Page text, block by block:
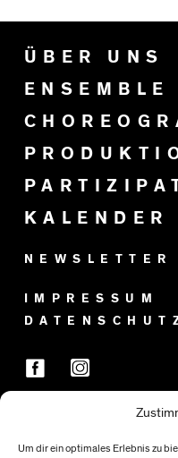
Um dir ein optimales Erlebnis zu
ÜBER UNS
ENSEMBLE
KALENDER
NEWSLETTER
IMPRESSUM